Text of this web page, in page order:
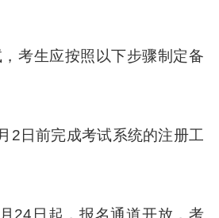
考生应按照以下步骤制定备
2日前完成考试系统的注册工
24日起，报名通道开放，考